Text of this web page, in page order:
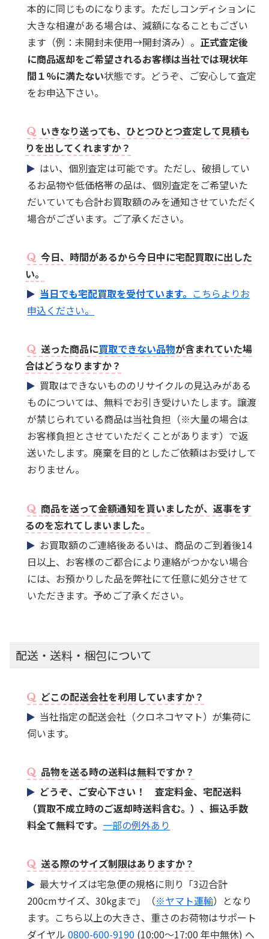
本的に同じものになります。ただしコンディションに
大きな相違がある場合は、減額になることもござい
ます（例：未開封未使用→開封済み）。 正式査定後
に商品返却をご希望されるお客様は当社では現状年
間１%に満たない状態です。どうぞ、ご安心して査定
をお申込下さい。
いきなり送っても、ひとつひとつ査定して見積も
りを出してくれますか？
はい、個別査定は可能です。ただし、破損してい
るお品物や低価格帯の品は、個別査定をご希望いた
だいていても合計お買取額のみを通知させていただく
場合がございます。ご了承ください。
今日、時間があるから今日中に宅配買取に出した
い。
当日でも宅配買取を受付ています。 こちらよりお
申込ください。
送った商品に買取できない品物が含まれていた場
合はどうなりますか？
買取はできないもののリサイクルの見込みがある
ものについては、無料でお引き受けいたします。譲渡
が禁じられている商品は当社負担（※大量の場合は
お客様負担とさせていただくことがあります）で返
送いたします。廃棄を目的としたご依頼はお受けして
おりません。
商品を送って金額通知を貰いましたが、返事をす
るのを忘れてしまいました。
お買取額のご連絡後あるいは、商品のご到着後14
日以上、お客様のご都合により連絡がつかない場合
には、お預かりした品を弊社にて任意に処分させて
いただきます。予めご了承ください。
配送・送料・梱包について
どこの配送会社を利用していますか？
当社指定の配送会社（クロネコヤマト）が集荷に
伺います。
品物を送る時の送料は無料ですか？
どうぞ、ご安心下さい！ 査定料金、宅配送料
（買取不成立時のご返却時送料含む。）、振込手数
料全て無料です。 一部の例外あり
送る際のサイズ制限はありますか？
最大サイズは宅急便の規格に則り「3辺合計
200cmサイズ、30kgまで」（※ヤマト運輸）となり
ます。こちら以上の大きさ、重さのお荷物はサポート
ダイヤル0800-600-9190 (10:00～17:00 年中無休) へ